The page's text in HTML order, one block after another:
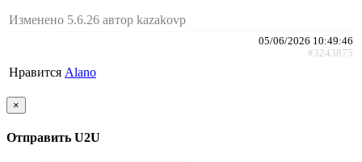
Изменено 5.6.26 автор kazakovp
05/06/2026 10:49:46
#3243875
Нравится Alano
×
Отправить U2U